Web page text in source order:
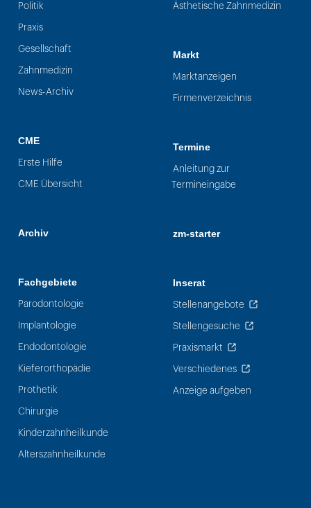
Politik
Praxis
Gesellschaft
Zahnmedizin
News-Archiv
CME
Erste Hilfe
CME Übersicht
Archiv
Fachgebiete
Parodontologie
Implantologie
Endodontologie
Kieferorthopädie
Prothetik
Chirurgie
Kinderzahnheilkunde
Alterszahnheilkunde
Ästhetische Zahnmedizin
Markt
Marktanzeigen
Firmenverzeichnis
Termine
Anleitung zur
Termineingabe
zm-starter
Inserat
Stellenangebote
Stellengesuche
Praxismarkt
Verschiedenes
Anzeige aufgeben